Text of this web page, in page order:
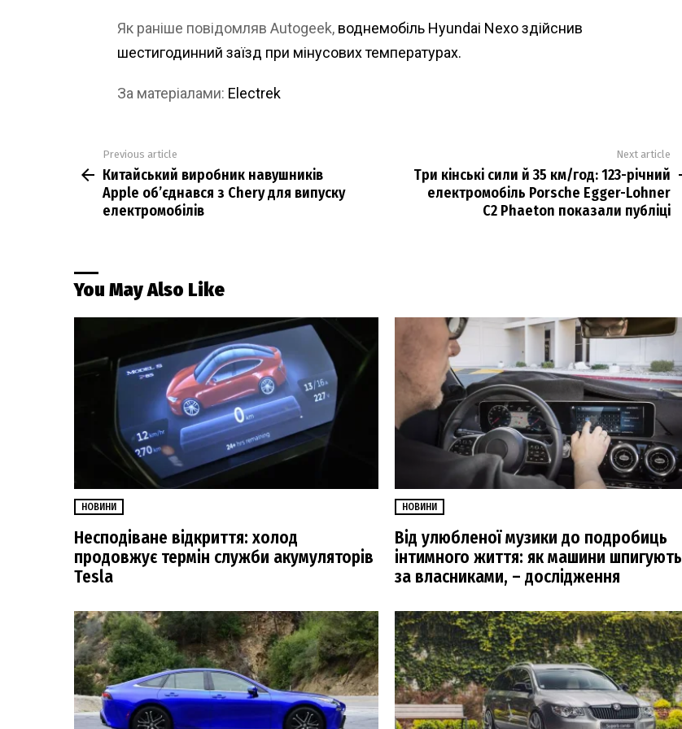
Як раніше повідомляв Autogeek, воднемобіль Hyundai Nexo здійснив
шестигодинний заїзд при мінусових температурах.
За матеріалами: Electrek
more
Previous article
Китайський виробник навушників
Apple об’єднався з Chery для випуску
електромобілів
Next article
Три кінські сили й 35 км/год: 123-річний
електромобіль Porsche Egger-Lohner
C2 Phaeton показали публіці
You May Also Like
НОВИНИ
Несподіване відкриття: холод
продовжує термін служби акумуляторів
Tesla
НОВИНИ
Від улюбленої музики до подробиць
інтимного життя: як машини шпигують
за власниками, – дослідження